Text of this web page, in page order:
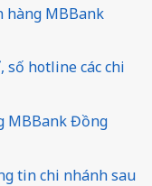
hàng MBBank
số hotline các chi
MBBank Đồng
tin chi nhánh sau